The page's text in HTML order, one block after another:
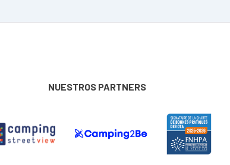
NUESTROS PARTNERS